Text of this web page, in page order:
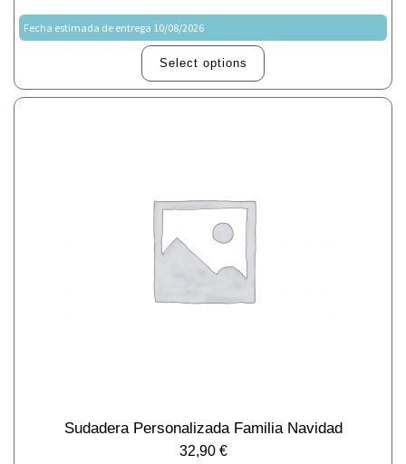
Fecha estimada de entrega 10/08/2026
Select options
Sudadera Personalizada Familia Navidad
32,90 €